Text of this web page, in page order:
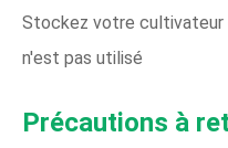
Stockez votre cultivateur
n'est pas utilisé
Précautions à